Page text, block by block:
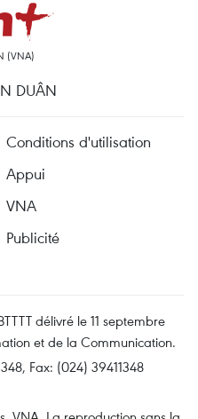
(VNA)
DUÂN
Conditions d'utilisation
Appui
VNA
Publicité
délivré le 11 septembre
et de la Communication.
Fax: (024) 39411348